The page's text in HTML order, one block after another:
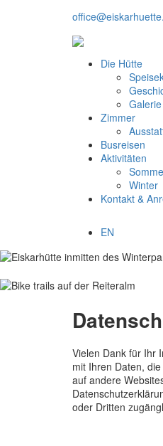
überspringen
Die Hütte
Galerie
Zimmer
Busreisen
Aktivitäten
Winter
Kontakt &
EN
Vielen Dank für Ihr
mit Ihren Daten,
auf andere
oder Dritten